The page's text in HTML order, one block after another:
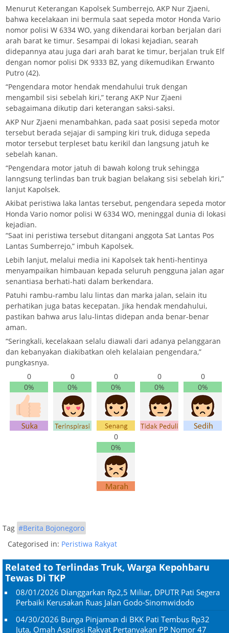
Menurut Keterangan Kapolsek Sumberrejo, AKP Nur Zjaeni,
bahwa kecelakaan ini bermula saat sepeda motor Honda Vario
nomor polisi W 6334 WO, yang dikendarai korban berjalan dari
arah barat ke timur. Sesampai di lokasi kejadian, searah
didepannya atau juga dari arah barat ke timur, berjalan truk Elf
dengan nomor polisi DK 9333 BZ, yang dikemudikan Erwanto
Putro (42).
“Pengendara motor hendak mendahului truk dengan
mengambil sisi sebelah kiri,” terang AKP Nur Zjaeni
sebagaimana dikutip dari keterangan saksi-saksi.
AKP Nur Zjaeni menambahkan, pada saat posisi sepeda motor
tersebut berada sejajar di samping kiri truk, diduga sepeda
motor tersebut terpleset batu kerikil dan langsung jatuh ke
sebelah kanan.
“Pengendara motor jatuh di bawah kolong truk sehingga
lanngsung terlindas ban truk bagian belakang sisi sebelah kiri,”
lanjut Kapolsek.
Akibat peristiwa laka lantas tersebut, pengendara sepeda motor
Honda Vario nomor polisi W 6334 WO, meninggal dunia di lokasi
kejadian.
“Saat ini peristiwa tersebut ditangani anggota Sat Lantas Pos
Lantas Sumberrejo,” imbuh Kapolsek.
Lebih lanjut, melalui media ini Kapolsek tak henti-hentinya
menyampaikan himbauan kepada seluruh pengguna jalan agar
senantiasa berhati-hati dalam berkendara.
Patuhi rambu-rambu lalu lintas dan marka jalan, selain itu
perhatikan juga batas kecepatan. Jika hendak mendahului,
pastikan bahwa arus lalu-lintas didepan anda benar-benar
aman.
“Seringkali, kecelakaan selalu diawali dari adanya pelanggaran
dan kebanyakan diakibatkan oleh kelalaian pengendara,”
pungkasnya.
0
0%
0
0%
0
0%
0
0%
0
0%
0
0%
Tag #Berita Bojonegoro
Categorised in: Peristiwa Rakyat
Related to Terlindas Truk, Warga Kepohbaru
Tewas Di TKP
08/01/2026 Dianggarkan Rp2,5 Miliar, DPUTR Pati Segera
Perbaiki Kerusakan Ruas Jalan Godo-Sinomwidodo
04/30/2026 Bunga Pinjaman di BKK Pati Tembus Rp32
Juta, Omah Aspirasi Rakyat Pertanyakan PP Nomor 47